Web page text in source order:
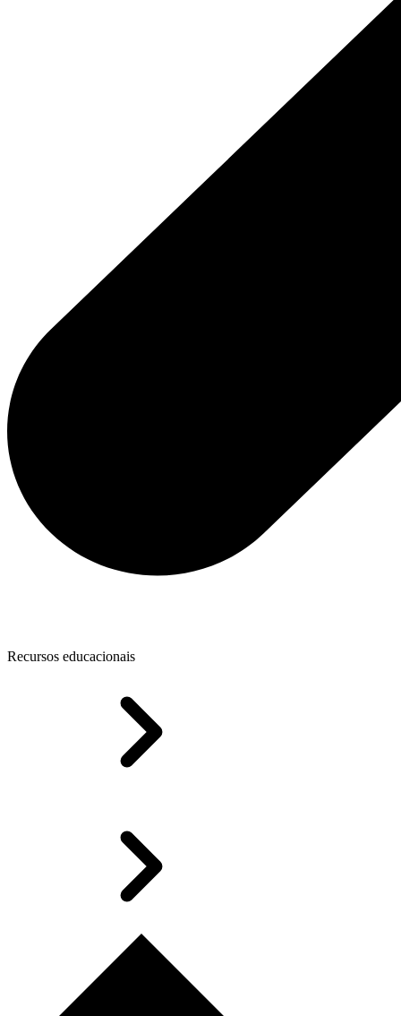
Recursos educacionais